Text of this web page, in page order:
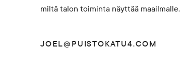
miltä talon toiminta näyttää maailmalle.
JOEL@PUISTOKATU4.COM